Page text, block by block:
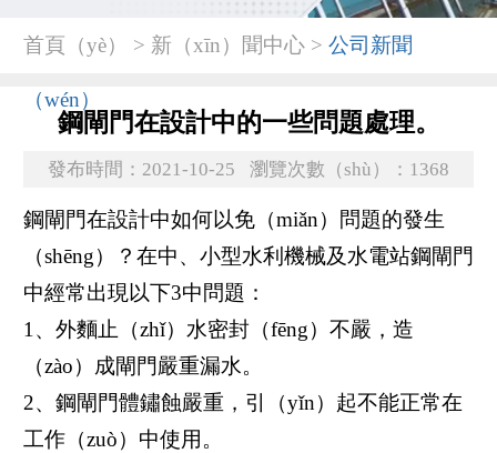
首頁（yè） > 新（xīn）聞中心 > 公司新聞
（wén）
鋼閘門在設計中的一些問題處理。
發布時間：2021-10-25 瀏覽次數（shù）：1368
鋼閘門在設計中如何以免（miǎn）問題的發生
（shēng）？在中、小型水利機械及水電站鋼閘門
中經常出現以下3中問題：
1、外麵止（zhǐ）水密封（fēng）不嚴，造
（zào）成閘門嚴重漏水。
2、鋼閘門體鏽蝕嚴重，引（yǐn）起不能正常在
工作（zuò）中使用。